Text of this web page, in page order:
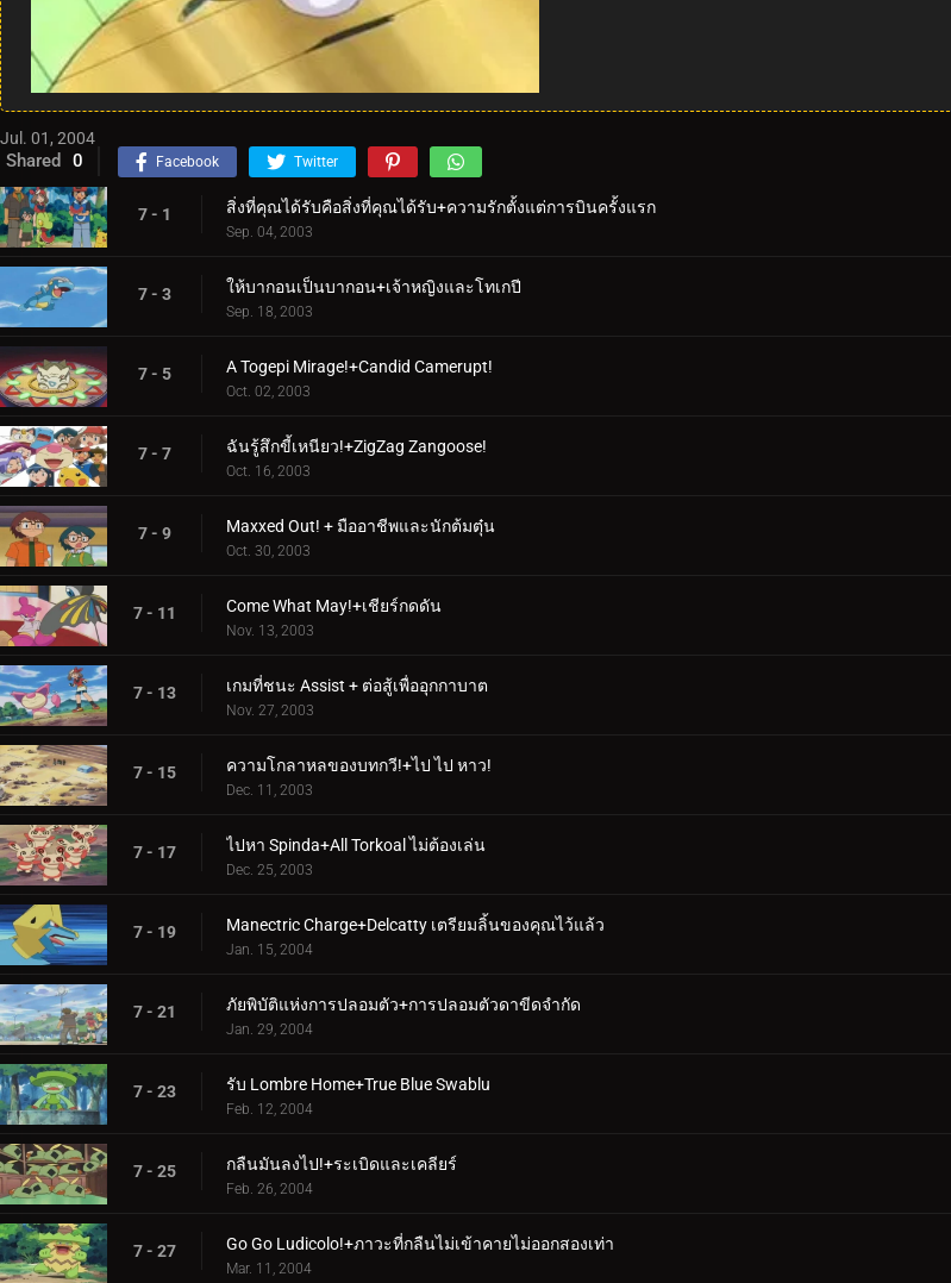
Jul. 01, 2004
Shared 0 Facebook Twitter
7 - 1 สิ่งที่คุณได้รับคือสิ่งที่คุณได้รับ+ความรักตั้งแต่การบินครั้งแรก
Sep. 04, 2003
7 - 3 ให้บากอนเป็นบากอน+เจ้าหญิงและโทเกปี
Sep. 18, 2003
7 - 5 A Togepi Mirage!+Candid Camerupt!
Oct. 02, 2003
7 - 7 ฉันรู้สึกขี้เหนียว!+ZigZag Zangoose!
Oct. 16, 2003
7 - 9 Maxxed Out! + มืออาชีพและนักต้มตุ๋น
Oct. 30, 2003
7 - 11 Come What May!+เชียร์กดดัน
Nov. 13, 2003
7 - 13 เกมที่ชนะ Assist + ต่อสู้เพื่ออุกกาบาต
Nov. 27, 2003
7 - 15 ความโกลาหลของบทกวี!+ไป ไป หาว!
Dec. 11, 2003
7 - 17 ไปหา Spinda+All Torkoal ไม่ต้องเล่น
Dec. 25, 2003
7 - 19 Manectric Charge+Delcatty เตรียมลิ้นของคุณไว้แล้ว
Jan. 15, 2004
7 - 21 ภัยพิบัติแห่งการปลอมตัว+การปลอมตัวดาขีดจำกัด
Jan. 29, 2004
7 - 23 รับ Lombre Home+True Blue Swablu
Feb. 12, 2004
7 - 25 กลืนมันลงไป!+ระเบิดและเคลียร์
Feb. 26, 2004
7 - 27 Go Go Ludicolo!+ภาวะที่กลืนไม่เข้าคายไม่ออกสองเท่า
Mar. 11, 2004